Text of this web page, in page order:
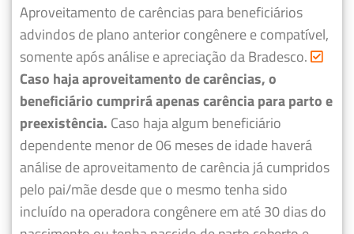
Aproveitamento de carências para beneficiários
advindos de plano anterior congênere e compatível,
somente após análise e apreciação da Bradesco.
Caso haja aproveitamento de carências, o
beneficiário cumprirá apenas carência para parto e
preexistência. Caso haja algum beneficiário
dependente menor de 06 meses de idade haverá
análise de aproveitamento de carência já cumpridos
pelo pai/mãe desde que o mesmo tenha sido
incluído na operadora congênere em até 30 dias do